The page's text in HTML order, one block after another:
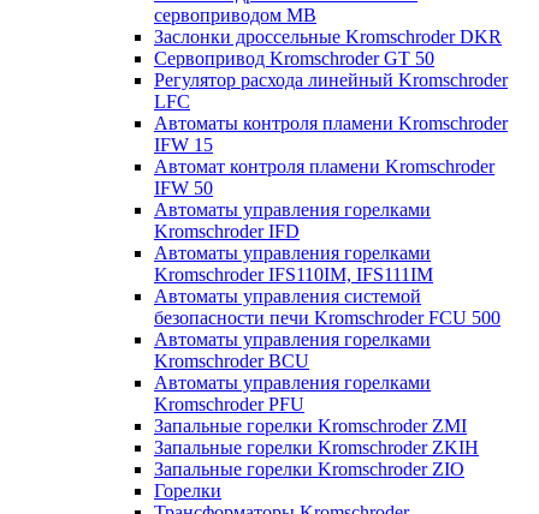
сервоприводом МВ
Заслонки дроссельные Kromschroder DKR
Cервопривод Kromschroder GT 50
Регулятор расхода линейный Kromschroder
LFC
Автоматы контроля пламени Kromschroder
IFW 15
Автомат контроля пламени Kromschroder
IFW 50
Автоматы управления горелками
Kromschroder IFD
Автоматы управления горелками
Kromschroder IFS110IM, IFS111IM
Автоматы управления системой
безопасности печи Kromschroder FCU 500
Автоматы управления горелками
Kromschroder BCU
Автоматы управления горелками
Kromschroder PFU
Запальные горелки Kromschroder ZМI
Запальные горелки Kromschroder ZKIH
Запальные горелки Kromschroder ZIO
Горелки